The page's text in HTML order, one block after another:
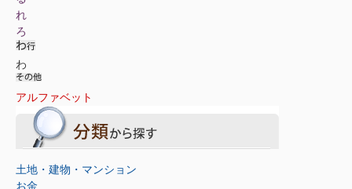
れ
ろ
わ
アルファベット
土地・建物・マンション
お金